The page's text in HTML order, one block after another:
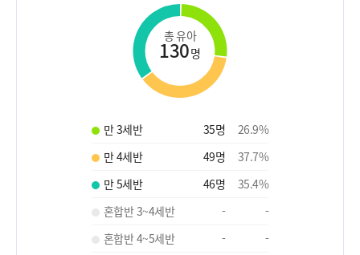
총 유아
130명
만 3세반 35명 26.9%
만 4세반
49명 37.7%
만 5세반
46명 35.4%
혼합반 3~4세반
-
-
혼합반 4~5세반
-
-